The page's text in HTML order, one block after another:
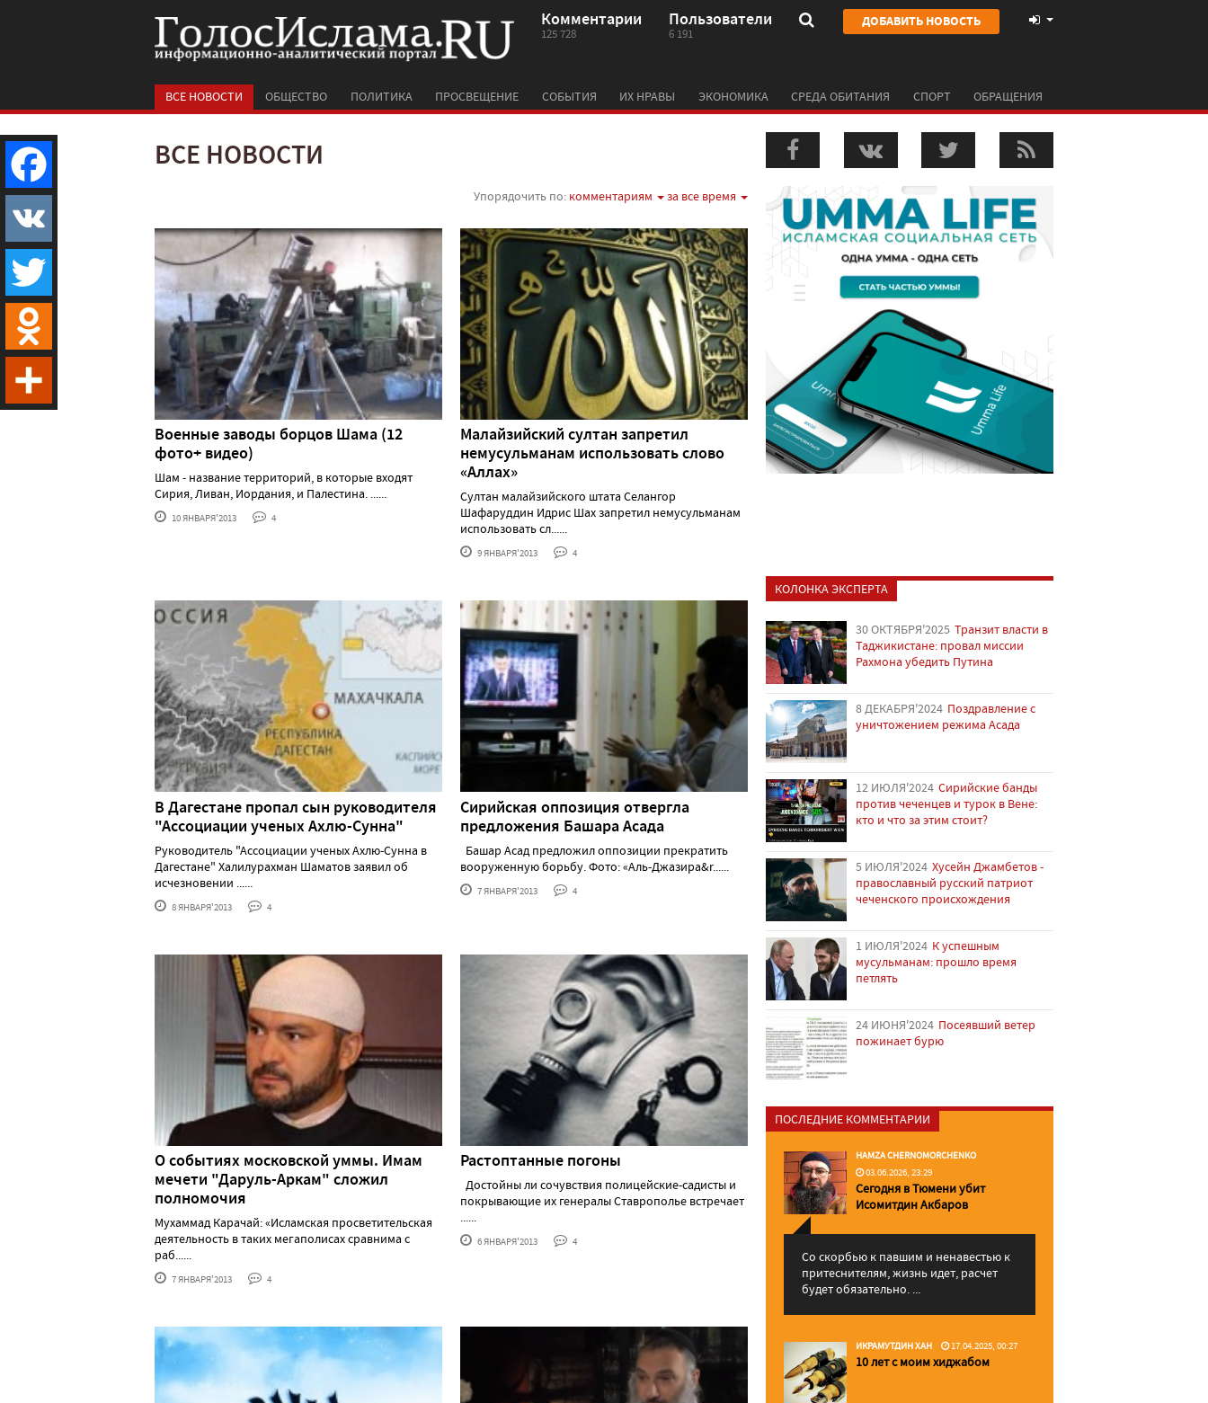
Комментарии
125 728
Пользователи
6 191
ДОБАВИТЬ НОВОСТЬ
ВСЕ НОВОСТИ ОБЩЕСТВО ПОЛИТИКА ПРОСВЕЩЕНИЕ СОБЫТИЯ ИХ НРАВЫ ЭКОНОМИКА СРЕДА ОБИТАНИЯ СПОРТ ОБРАЩЕНИЯ
ВСЕ НОВОСТИ
Упорядочить по: комментариям за все время
Военные заводы борцов Шама (12
фото+ видео)
Шам - название территорий, в которые входят
Сирия, Ливан, Иордания, и Палестина. ......
10 ЯНВАРЯ'2013 4
Малайзийский султан запретил
немусульманам использовать слово
«Аллах»
Султан малайзийского штата Селангор
Шафаруддин Идрис Шах запретил немусульманам
использовать сл......
9 ЯНВАРЯ'2013 4
В Дагестане пропал сын руководителя
"Ассоциации ученых Ахлю-Сунна"
Руководитель "Ассоциации ученых Ахлю-Сунна в
Дагестане" Халилурахман Шаматов заявил об
исчезновении ......
8 ЯНВАРЯ'2013 4
Сирийская оппозиция отвергла
предложения Башара Асада
Башар Асад предложил оппозиции прекратить
вооруженную борьбу. Фото: «Аль-Джазира&r......
7 ЯНВАРЯ'2013 4
О событиях московской уммы. Имам
мечети "Даруль-Аркам" сложил
полномочия
Мухаммад Карачай: «Исламская просветительская
деятельность в таких мегаполисах сравнима с
раб......
7 ЯНВАРЯ'2013 4
Растоптанные погоны
Достойны ли сочувствия полицейские-садисты и
покрывающие их генералы Ставрополье встречает
......
6 ЯНВАРЯ'2013 4
КОЛОНКА ЭКСПЕРТА
30 ОКТЯБРЯ'2025 Транзит власти в
Таджикистане: провал миссии
Рахмона убедить Путина
8 ДЕКАБРЯ'2024 Поздравление с
уничтожением режима Асада
12 ИЮЛЯ'2024 Сирийские банды
против чеченцев и турок в Вене:
кто и что за этим стоит?
5 ИЮЛЯ'2024 Хусейн Джамбетов -
православный русский патриот
чеченского происхождения
1 ИЮЛЯ'2024 К успешным
мусульманам: прошло время
петлять
24 ИЮНЯ'2024 Посеявший ветер
пожинает бурю
ПОСЛЕДНИЕ КОММЕНТАРИИ
HAMZA CHERNOMORCHENKO
03.06.2026, 23:29
Сегодня в Тюмени убит
Исомитдин Акбаров
Со скорбью к павшим и ненавестью к
притеснителям, жизнь идет, расчет
будет обязательно. ...
ИКРАМУТДИН ХАН 17.04.2025, 00:27
10 лет с моим хиджабом
Facebook
VK
Twitter
Odnoklassniki